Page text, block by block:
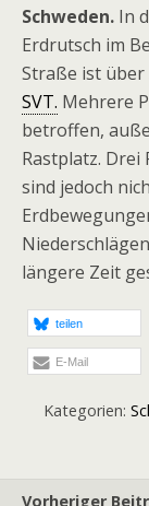
Schweden. In
Erdrutsch im
Straße ist über
SVT. Mehrere
betroffen,
Rastplatz. Drei
sind jedoch
längere Zeit
teilen
E-Mail
Kategorien:
Vorheriger